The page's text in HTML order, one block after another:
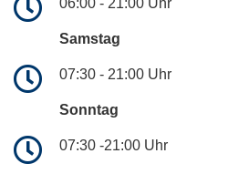
06:00 - 21:00 Uhr
Samstag
07:30 - 21:00 Uhr
Sonntag
07:30 -21:00 Uhr